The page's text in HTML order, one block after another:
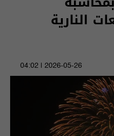
النارية
2026-05-26 | 04:02